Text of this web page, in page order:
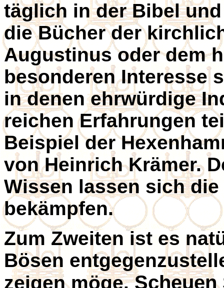
täglich in der Bibel
die Bücher der
Augustinus oder dem
besonderen Interesse
in denen ehrwürdige
reichen Erfahrungen
Beispiel der
von Heinrich Krämer.
Wissen lassen sich
bekämpfen.
Zum Zweiten ist es
Bösen
zeigen möge.